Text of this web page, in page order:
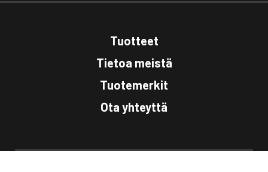
Tuotteet
Tietoa meistä
Tuotemerkit
Ota yhteyttä